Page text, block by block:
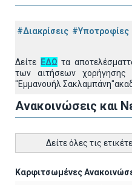
#Διακρίσεις #Υποτροφίες
Δείτε ΕΔΩ τα
των αιτήσεων χορήγησης
"Εμμανουήλ
Ανακοινώσεις και
Δείτε όλες τις
Καρφιτσωμένες